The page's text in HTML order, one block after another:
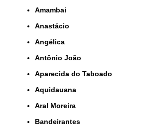
Amambai
Anastácio
Angélica
Antônio João
Aparecida do Taboado
Aquidauana
Aral Moreira
Bandeirantes